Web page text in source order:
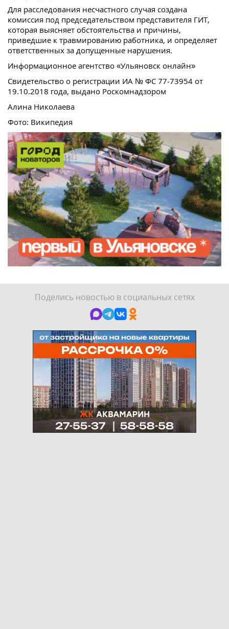
Для расследования несчастного случая создана
комиссия под председательством представителя ГИТ,
которая выясняет обстоятельства и причины,
приведшие к травмированию работника, и определяет
ответственных за допущенные нарушения.
Информационное агентство «Ульяновск онлайн»
Свидетельство о регистрации ИА № ФС 77-73954 от
19.10.2018 года, выдано Роскомнадзором
Алина Николаева
Фото: Википедия
Поделись новостью в социальных сетях